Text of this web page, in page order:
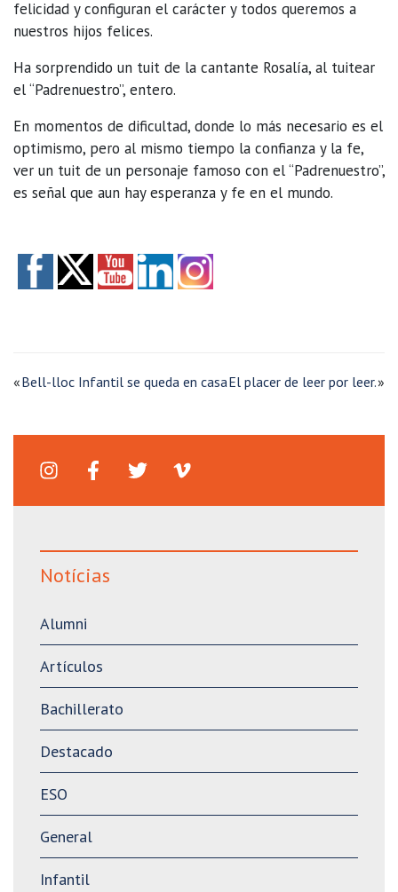
felicidad y configuran el carácter y todos queremos a
nuestros hijos felices.
Ha sorprendido un tuit de la cantante Rosalía, al tuitear
el “Padrenuestro”, entero.
En momentos de dificultad, donde lo más necesario es el
optimismo, pero al mismo tiempo la confianza y la fe,
ver un tuit de un personaje famoso con el “Padrenuestro”,
es señal que aun hay esperanza y fe en el mundo.
«Bell-lloc Infantil se queda en casaEl placer de leer por leer.»
Notícias
Alumni
Artículos
Bachillerato
Destacado
ESO
General
Infantil